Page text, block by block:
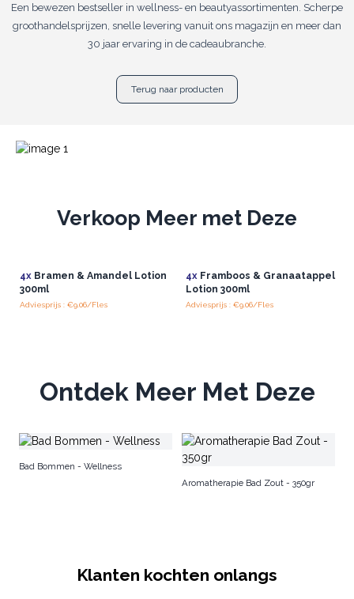
Een bewezen bestseller in wellness- en beautyassortimenten. Scherpe
groothandelsprijzen, snelle levering vanuit ons magazijn en meer dan
30 jaar ervaring in de cadeaubranche.
Terug naar producten
Verkoop Meer met Deze
4xBramen & Amandel Lotion
300ml
Adviesprijs : €9.06/Fles
4xFramboos & Granaatappel
Lotion 300ml
Adviesprijs : €9.06/Fles
Ontdek Meer Met Deze
Bad Bommen - Wellness
Aromatherapie Bad Zout - 350gr
Klanten kochten onlangs